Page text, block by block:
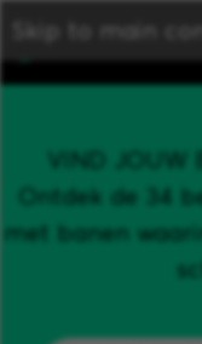
Skip to main
VIND JOUW
Ontdek de 34
met banen